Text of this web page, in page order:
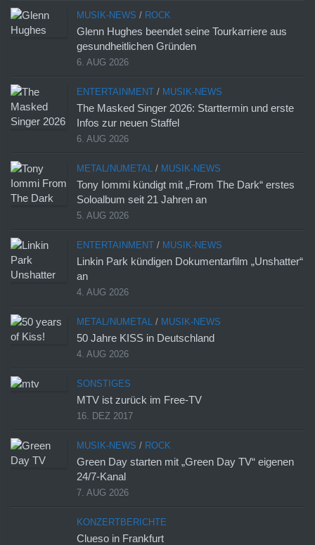
MUSIK-NEWS / ROCK
Glenn Hughes beendet seine Tourkarriere aus
gesundheitlichen Gründen
6. AUG 2026
ENTERTAINMENT / MUSIK-NEWS
The Masked Singer 2026: Starttermin und erste
Infos zur neuen Staffel
6. AUG 2026
METAL/NUMETAL / MUSIK-NEWS
Tony Iommi kündigt mit „From The Dark“ erstes
Soloalbum seit 21 Jahren an
5. AUG 2026
ENTERTAINMENT / MUSIK-NEWS
Linkin Park kündigen Dokumentarfilm „Unshatter“
an
4. AUG 2026
METAL/NUMETAL / MUSIK-NEWS
50 Jahre KISS in Deutschland
4. AUG 2026
SONSTIGES
MTV ist zurück im Free-TV
16. DEZ 2017
MUSIK-NEWS / ROCK
Green Day starten mit „Green Day TV“ eigenen
24/7-Kanal
7. AUG 2026
KONZERTBERICHTE
Clueso in Frankfurt